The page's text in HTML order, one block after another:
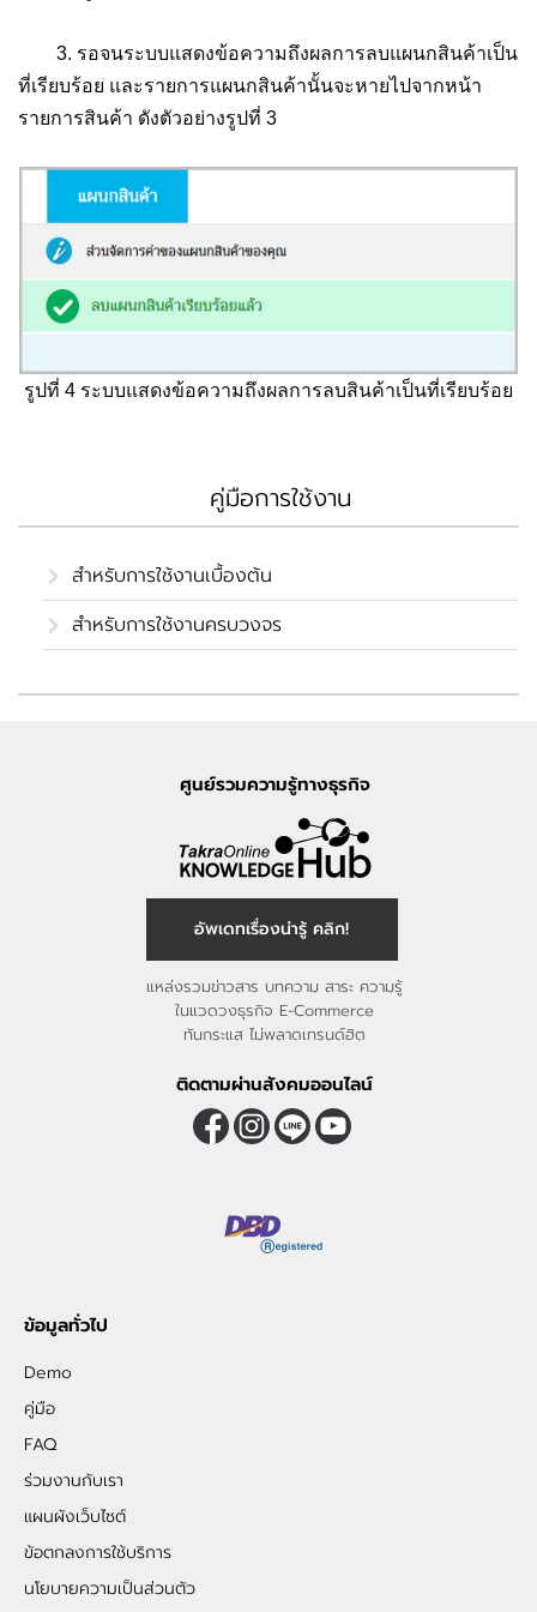
3. รอจนระบบแสดงข้อความถึงผลการลบแผนกสินค้าเป็น
ที่เรียบร้อย และรายการแผนกสินค้านั้นจะหายไปจากหน้า
รายการสินค้า ดังตัวอย่างรูปที่ 3
รูปที่ 4 ระบบแสดงข้อความถึงผลการลบสินค้าเป็นที่เรียบร้อย
คู่มือการใช้งาน
สำหรับการใช้งานเบื้องต้น
สำหรับการใช้งานครบวงจร
ศูนย์รวมความรู้ทางธุรกิจ
อัพเดทเรื่องน่ารู้ คลิก!
แหล่งรวมข่าวสาร บทความ สาระ ความรู้
ในแวดวงธุรกิจ E-Commerce
ทันกระแส ไม่พลาดเทรนด์ฮิต
ติดตามผ่านสังคมออนไลน์
ข้อมูลทั่วไป
Demo
คู่มือ
FAQ
ร่วมงานกับเรา
แผนผังเว็บไซต์
ข้อตกลงการใช้บริการ
นโยบายความเป็นส่วนตัว